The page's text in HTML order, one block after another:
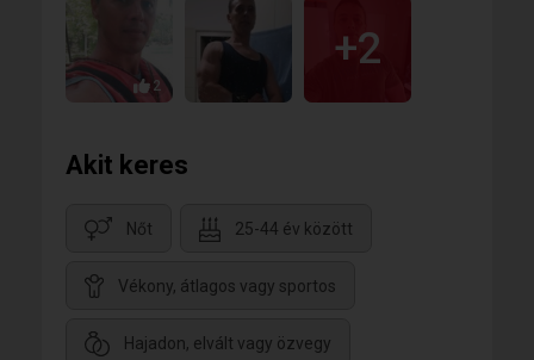
2
+2
Akit keres
Nőt 25-44 év között
Vékony, átlagos vagy sportos
Hajadon, elvált vagy özvegy